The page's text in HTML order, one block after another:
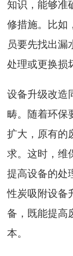
知识，能够准
修措施。比如
员要先找出
处理或更换损
设备升级改造
畴。随着环保
扩大，原有的
求。这时，维
提高设备的处
性炭吸附设备
备，既能提高
本。